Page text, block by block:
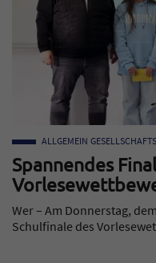
Spannendes
ALLGEMEIN
Wer – Am Donnerstag,
Schulfinale des